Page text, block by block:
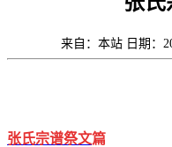
来自：本站 日期：
张氏宗谱祭文篇